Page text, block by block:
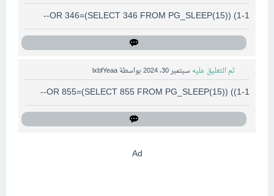
1-1) OR 346=(SELECT 346 FROM PG_SLEEP(15))--
تم التعليق عليه سبتمبر 30، 2024 بواسطة lxbfYeaa
1-1)) OR 855=(SELECT 855 FROM PG_SLEEP(15))--
Ad